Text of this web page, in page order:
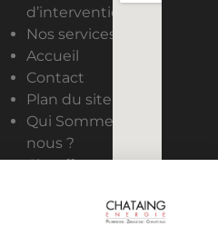
d’intervention
Nos services
Accueil
Contact
Plan du site
Qui Sommes-
nous ?
Chauffage
Climatisation